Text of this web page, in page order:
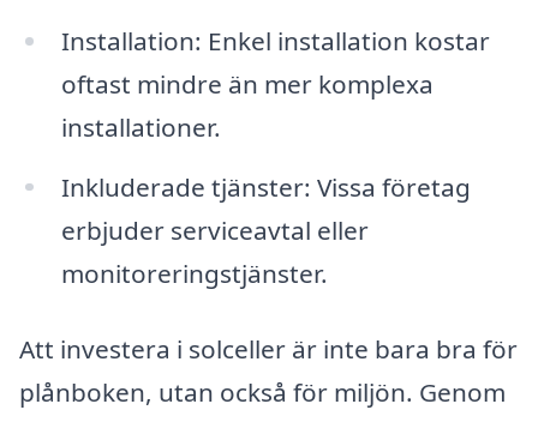
Installation: Enkel installation kostar
oftast mindre än mer komplexa
installationer.
Inkluderade tjänster: Vissa företag
erbjuder serviceavtal eller
monitoreringstjänster.
Att investera i solceller är inte bara bra för
plånboken, utan också för miljön. Genom